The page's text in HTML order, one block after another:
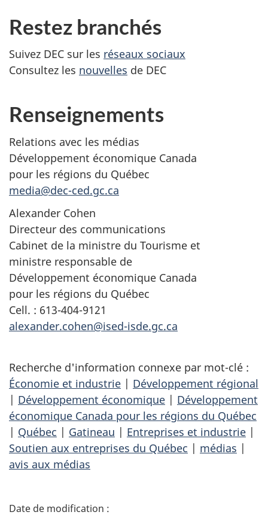
Restez branchés
Suivez DEC sur les réseaux sociaux
Consultez les nouvelles de DEC
Renseignements
Relations avec les médias
Développement économique Canada
pour les régions du Québec
media@dec-ced.gc.ca
Alexander Cohen
Directeur des communications
Cabinet de la ministre du Tourisme et
ministre responsable de
Développement économique Canada
pour les régions du Québec
Cell. : 613-404-9121
alexander.cohen@ised-isde.gc.ca
Recherche d'information connexe par mot-clé :
Économie et industrie | Développement régional
| Développement économique | Développement
économique Canada pour les régions du Québec
| Québec | Gatineau | Entreprises et industrie |
Soutien aux entreprises du Québec | médias |
avis aux médias
D